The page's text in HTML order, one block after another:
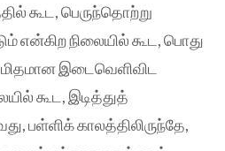
கூட, பெருந்தொற்று
என்கிற நிலையில் கூட, பொது
இடைவெளிவிட
கூட, இடித்துத்
பள்ளிக் காலத்திலிருந்தே,